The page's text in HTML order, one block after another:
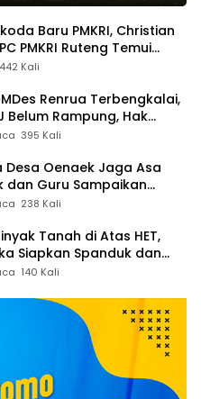
Baru PMKRI, Christian
PMKRI Ruteng Temui
Kolaborasi Masa
442 Kali
Belum Rampung, Hak
Belum Dibayar
395 Kali
Desa Oenaek Jaga Asa
dan Guru Sampaikan
238 Kali
Tanah di Atas HET,
Siapkan Spanduk dan
140 Kali